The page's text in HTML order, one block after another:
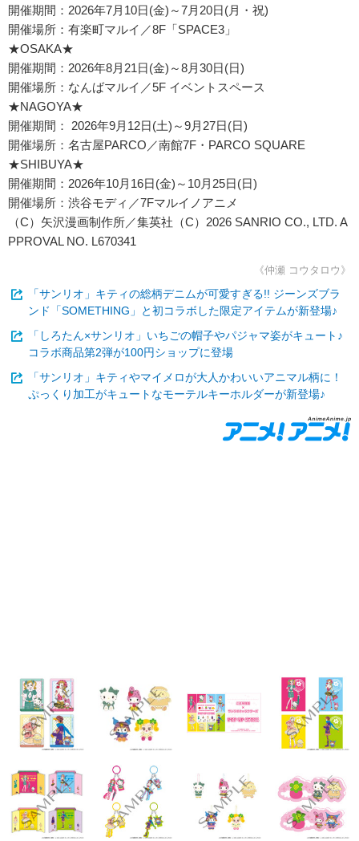
開催期間：2026年7月10日(金)～7月20日(月・祝)
開催場所：有楽町マルイ／8F「SPACE3」
★OSAKA★
開催期間：2026年8月21日(金)～8月30日(日)
開催場所：なんばマルイ／5F イベントスペース
★NAGOYA★
開催期間： 2026年9月12日(土)～9月27日(日)
開催場所：名古屋PARCO／南館7F・PARCO SQUARE
★SHIBUYA★
開催期間：2026年10月16日(金)～10月25日(日)
開催場所：渋谷モディ／7Fマルイノアニメ
（C）矢沢漫画制作所／集英社（C）2026 SANRIO CO., LTD. A
PPROVAL NO. L670341
《仲瀬 コウタロウ》
「サンリオ」キティの総柄デニムが可愛すぎる!! ジーンズブラ
ンド「SOMETHING」と初コラボした限定アイテムが新登場♪
「しろたん×サンリオ」いちごの帽子やパジャマ姿がキュート♪
コラボ商品第2弾が100円ショップに登場
「サンリオ」キティやマイメロが大人かわいいアニマル柄に！
ぷっくり加工がキュートなモーテルキーホルダーが新登場♪